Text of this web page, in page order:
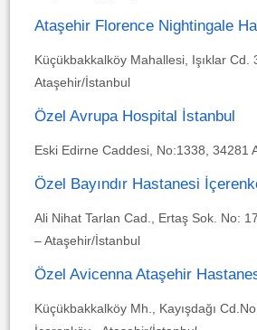
Ataşehir Florence Nightingale
Küçükbakkalköy Mahallesi, Işıklar Cd.
Ataşehir/İstanbul
Özel Avrupa Hospital İstanbul
Eski Edirne Caddesi, No:1338, 34281
Özel Bayındır Hastanesi
Ali Nihat Tarlan Cad., Ertaş Sok. No:
– Ataşehir/İstanbul
Özel Avicenna Ataşehir
Küçükbakkalköy Mh., Kayışdağı